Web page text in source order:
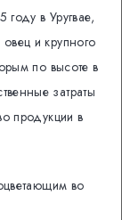
в Уругвае,
и крупного
по высоте в
затраты
продукции в
во